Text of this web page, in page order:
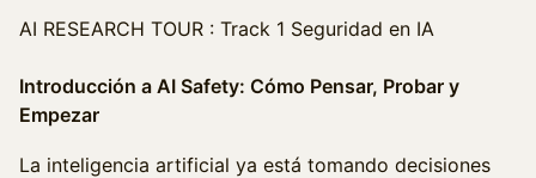
AI RESEARCH TOUR : Track 1 Seguridad en IA
Introducción a AI Safety: Cómo Pensar, Probar y
Empezar
La inteligencia artificial ya está tomando decisiones